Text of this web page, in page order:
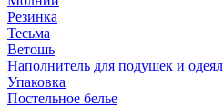
Резинка
Тесьма
Ветошь
Наполнитель для подушек и одеял
Упаковка
Постельное белье